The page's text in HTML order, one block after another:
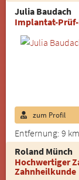
Julia Baudach
Implantat-
Entfernung: 9 km
zum Profil
Roland Münch
Hochwertiger
Zahnheilkunde